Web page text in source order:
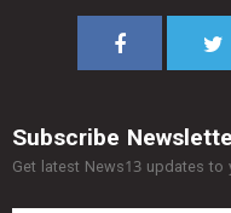
Subscribe
Get latest News13 updates